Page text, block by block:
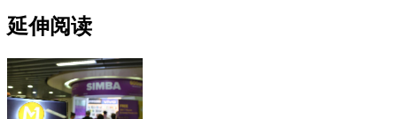
延伸阅读